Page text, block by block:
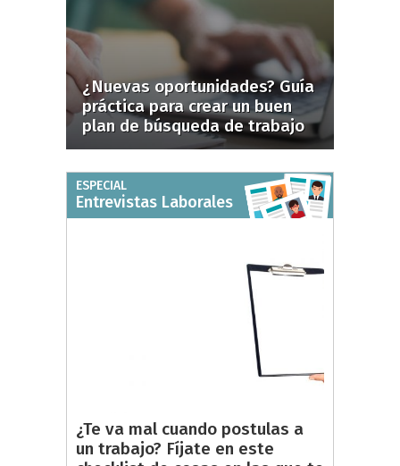
¿Nuevas oportunidades? Guía
práctica para crear un buen
plan de búsqueda de trabajo
ESPECIAL
Entrevistas Laborales
¿Te va mal cuando postulas a
un trabajo? Fíjate en este